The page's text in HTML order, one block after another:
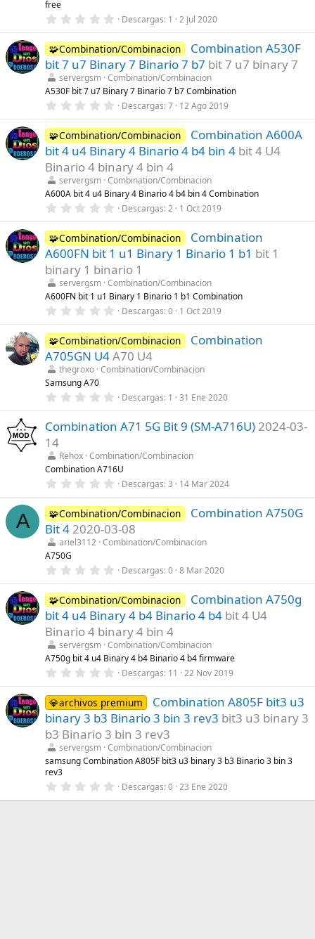
l
a
(
s
)
free
0
0
0
e
s
t
r
e
l
a
(
s
)
Descargas 1 2 Jul 2020
🧩Combination/Combinacion
Combination A530F
bit 7 u7 Binary 7 Binario 7 b7 bit 7 u7 binary 7
servergsm Combination/Combinacion
A530F bit 7 u7 Binary 7 Binario 7 b7 Combination
0
0
0
e
s
t
r
e
l
a
(
s
)
Descargas 7 12 Ago 2019
🧩Combination/Combinacion
Combination A600A
bit 4 u4 Binary 4 Binario 4 b4 bin 4 bit 4 U4
Binario 4 binary 4 bin 4
servergsm Combination/Combinacion
A600A bit 4 u4 Binary 4 Binario 4 b4 bin 4 Combination
0
0
0
e
t
r
e
l
a
(
s
)
Descargas 2 1 Oct 2019
🧩Combination/Combinacion
Combination
A600FN bit 1 u1 Binary 1 Binario 1 b1 bit 1
binary 1 binario 1
servergsm Combination/Combinacion
A600FN bit 1 u1 Binary 1 Binario 1 b1 Combination
0
0
0
e
s
t
l
(
Descargas 0 1 Oct 2019
🧩Combination/Combinacion
Combination
A705GN U4A70 U4
thegroxo Combination/Combinacion
Samsung A70
0
0
0
e
t
r
e
l
a
(
s
)
Descargas 1 31 Ene 2020
Combination A71 5G Bit 9 (SM-A716U) 2024-03-
14
Rehox Combination/Combinacion
Combination A716U
0
0
0
e
s
t
l
a
(
s
)
Descargas 3 14 Mar 2024
A 🧩Combination/Combinacion
Combination A750G
Bit 4 2020-03-08
ariel3112 Combination/Combinacion
A750G
0
0
0
e
s
t
r
e
l
a
(
s
)
Descargas 0 8 Mar 2020
🧩Combination/Combinacion
Combination A750g
bit 4 u4 Binary 4 b4 Binario 4 b4 bit 4 U4
Binario 4 binary 4 bin 4
servergsm Combination/Combinacion
A750g bit 4 u4 Binary 4 b4 Binario 4 b4 firmware
0
0
0
e
s
t
r
e
l
s
Descargas 11 22 Nov 2019
💎archivos premium
Combination A805F bit3 u3
binary 3 b3 Binario 3 bin 3 rev3 bit3 u3 binary 3
b3 Binario 3 bin 3 rev3
servergsm Combination/Combinacion
samsung Combination A805F bit3 u3 binary 3 b3 Binario 3 bin 3
rev3
0
0
Descargas 0 23 Ene 2020